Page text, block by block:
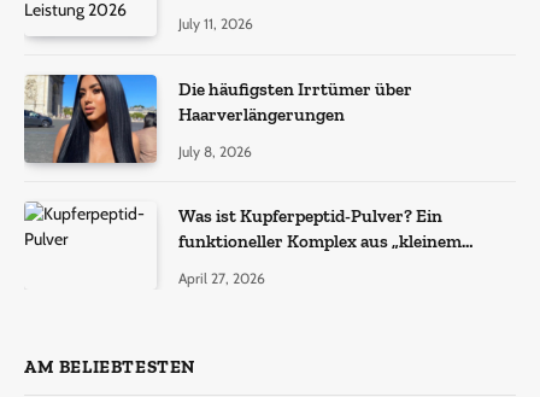
July 11, 2026
Die häufigsten Irrtümer über
Haarverlängerungen
July 8, 2026
Was ist Kupferpeptid-Pulver? Ein
funktioneller Komplex aus „kleinem
April 27, 2026
AM BELIEBTESTEN